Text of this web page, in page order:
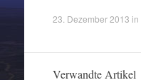
23. Dezember 2013 in
Verwandte Artikel